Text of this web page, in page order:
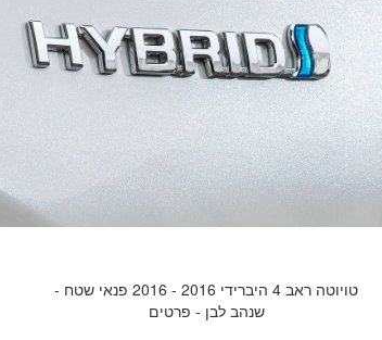
טויוטה ראב 4 היברידי 2016 - 2016 פנאי שטח -
שנהב לבן - פרטים